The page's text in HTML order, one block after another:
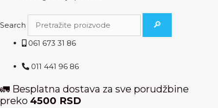
Search 🔎
061 673 31 86
011 441 96 86
🚛 Besplatna dostava za sve porudžbine
preko 4500 RSD